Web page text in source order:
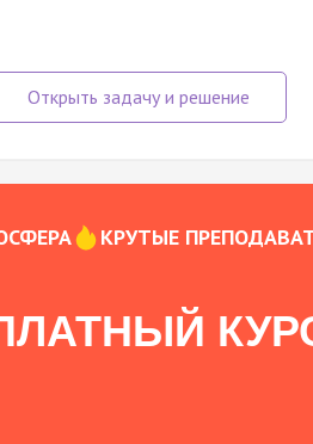
КРУТЫЕ